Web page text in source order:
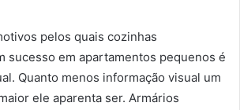
pelos quais cozinhas
sucesso em apartamentos pequenos é
Quanto menos informação visual um
ele aparenta ser. Armários